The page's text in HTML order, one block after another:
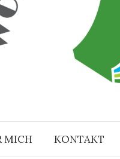
MICH KONTAKT